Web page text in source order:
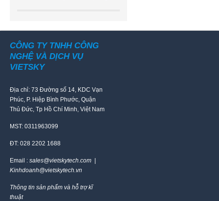
CÔNG TY TNHH CÔNG
NGHỆ VÀ DỊCH VỤ
VIETSKY
Địa chỉ: 73 Đường số 14, KDC Vạn
Phúc, P. Hiệp Bình Phước, Quận
Thủ Đức, Tp Hồ Chí Minh, Việt Nam
MST: 0311963099
ĐT: 028 2202 1688
Email : sales@vietskytech.com |
Kinhdoanh@vietskytech.vn
Thông tin sản phẩm và hỗ trợ kĩ
thuật